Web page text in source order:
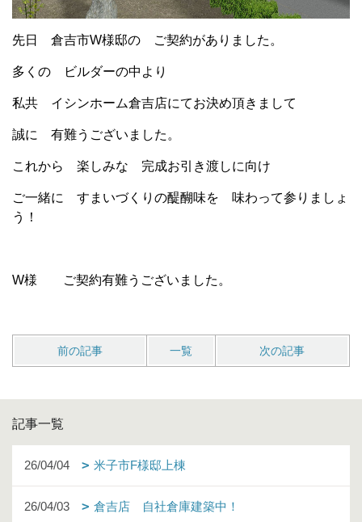
先日 倉吉市W様邸の ご契約がありました。
多くの ビルダーの中より
私共 イシンホーム倉吉店にてお決め頂きまして
誠に 有難うございました。
これから 楽しみな 完成お引き渡しに向け
ご一緒に すまいづくりの醍醐味を 味わって参りましょ
う！
W様 ご契約有難うございました。
前の記事 一覧 次の記事
記事一覧
26/04/04 米子市F様邸上棟
26/04/03 倉吉店 自社倉庫建築中！